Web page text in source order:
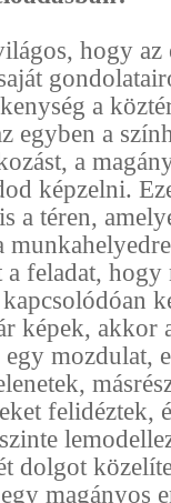
hogy az
a
egyben a
a
képzelni.
a téren,
feladat, hogy
képek, akkor
mozdulat,
felidéztek,
dolgot
magányos